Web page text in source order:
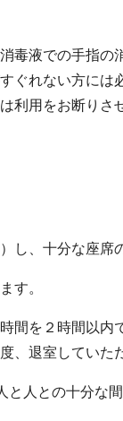
毒液での手指の
ぐれない方には
利用をお断りさ
し、十分な座席
す。
間を２時間以
、退室していた
と人との十分な